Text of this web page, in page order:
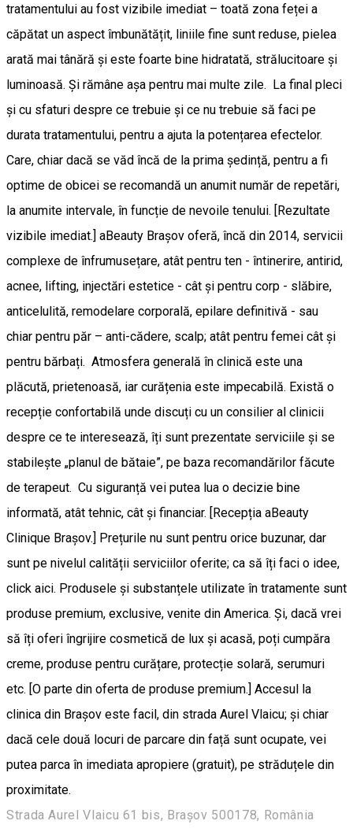
tratamentului au fost vizibile imediat – toată zona feței a
căpătat un aspect îmbunătățit, liniile fine sunt reduse, pielea
arată mai tânără și este foarte bine hidratată, strălucitoare și
luminoasă. Și rămâne așa pentru mai multe zile. La final pleci
și cu sfaturi despre ce trebuie și ce nu trebuie să faci pe
durata tratamentului, pentru a ajuta la potențarea efectelor.
Care, chiar dacă se văd încă de la prima ședință, pentru a fi
optime de obicei se recomandă un anumit număr de repetări,
la anumite intervale, în funcție de nevoile tenului. [Rezultate
vizibile imediat.] aBeauty Brașov oferă, încă din 2014, servicii
complexe de înfrumusețare, atât pentru ten - întinerire, antirid,
acnee, lifting, injectări estetice - cât și pentru corp - slăbire,
anticelulită, remodelare corporală, epilare definitivă - sau
chiar pentru păr – anti-cădere, scalp; atât pentru femei cât și
pentru bărbați. Atmosfera generală în clinică este una
plăcută, prietenoasă, iar curățenia este impecabilă. Există o
recepție confortabilă unde discuți cu un consilier al clinicii
despre ce te interesează, îți sunt prezentate serviciile și se
stabilește „planul de bătaie”, pe baza recomandărilor făcute
de terapeut. Cu siguranță vei putea lua o decizie bine
informată, atât tehnic, cât și financiar. [Recepția aBeauty
Clinique Brașov.] Prețurile nu sunt pentru orice buzunar, dar
sunt pe nivelul calității serviciilor oferite; ca să îți faci o idee,
click aici. Produsele și substanțele utilizate în tratamente sunt
produse premium, exclusive, venite din America. Și, dacă vrei
să îți oferi îngrijire cosmetică de lux și acasă, poți cumpăra
creme, produse pentru curățare, protecție solară, serumuri
etc. [O parte din oferta de produse premium.] Accesul la
clinica din Brașov este facil, din strada Aurel Vlaicu; și chiar
dacă cele două locuri de parcare din față sunt ocupate, vei
putea parca în imediata apropiere (gratuit), pe străduțele din
proximitate.
Strada Aurel Vlaicu 61 bis, Brașov 500178, România